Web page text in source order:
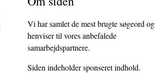
Vi har samlet de mest brugte søgeord og
henviser til vores anbefalede
samarbejdspartnere.
Siden indeholder sponseret indhold.